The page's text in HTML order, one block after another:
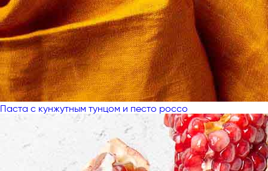
Паста с кунжутным тунцом и песто россо